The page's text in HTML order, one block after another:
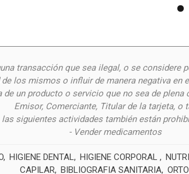
transacción que sea ilegal, o se considere
los mismos o influir de manera negativa
un producto o servicio que no sea de
Emisor, Comerciante, Titular de la tarjeta, o
las siguientes actividades también están
- Vender medicamentos
HIGIENE DENTAL HIGIENE CORPORAL
CAPILAR BIBLIOGRAFIA SANITARIA